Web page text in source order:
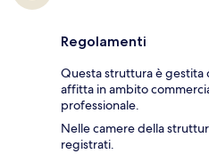
Regolamenti
Questa struttura è gestita
affitta in ambito
professionale.
Nelle camere della
registrati.